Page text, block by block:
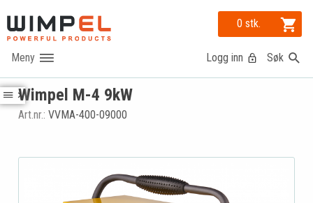
Søk
0 stk.
Logg inn
Wimpel M-4 9kW
Art.nr.: VVMA-400-09000